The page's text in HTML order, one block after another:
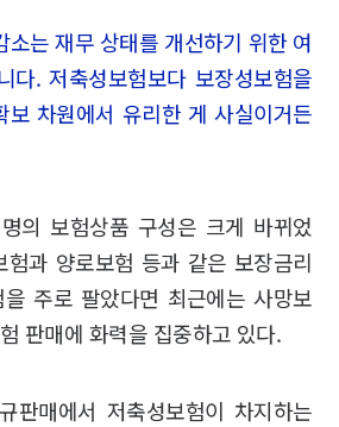
는 재무 상태를 개선하기 위한 여
다. 저축성보험보다 보장성보험을
보 차원에서 유리한 게 사실이거든
의 보험상품 구성은 크게 바뀌었
험과 양로보험 등과 같은 보장금리
주로 팔았다면 최근에는 사망보
판매에 화력을 집중하고 있다.
판매에서 저축성보험이 차지하는